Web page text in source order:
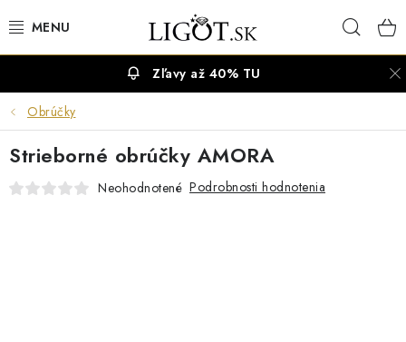
na
NÁUŠNICE
Zľavy až 40% TU
Obrúčky
Strieborné obrúčky AMORA
Neohodnotené Podrobnosti hodnotenia